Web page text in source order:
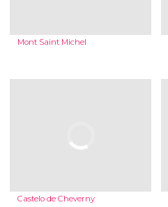
Mont Saint Michel
Castelo de Cheverny